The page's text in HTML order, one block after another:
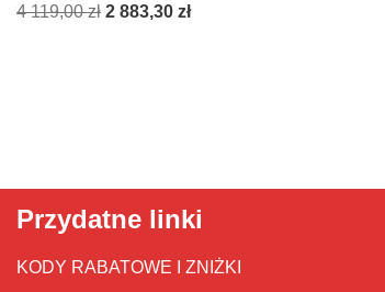
4 119,00zł 2 883,30 zł
Przydatne linki
KODY RABATOWE I ZNIŻKI